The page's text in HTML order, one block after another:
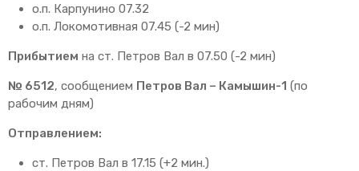
о.п. Карпунино 07.32
о.п. Локомотивная 07.45 (-2 мин)
Прибытием на ст. Петров Вал в 07.50 (-2 мин)
№ 6512, сообщением Петров Вал – Камышин-1 (по
рабочим дням)
Отправлением:
ст. Петров Вал в 17.15 (+2 мин.)